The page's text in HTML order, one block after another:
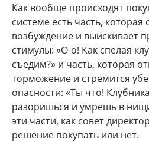
Как вообще происходят
системе есть часть, которая
возбуждение и выискивает
стимулы: «О-о! Как спелая
съедим?» и часть, которая
торможение и стремится
опасности: «Ты что!
разоришься и умрешь в
эти части, как совет
решение покупать или нет.